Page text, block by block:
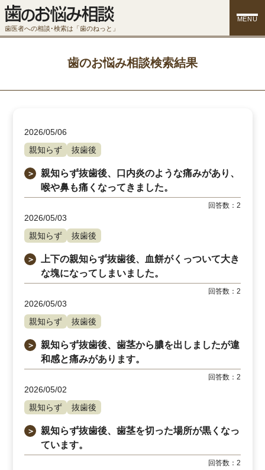
歯医者への相談･検索は「歯のねっと」
MENU
歯のお悩み相談検索結果
2026/05/06
親知らず
抜歯後
＞
親知らず抜歯後、口内炎のような痛みがあり、
喉や鼻も痛くなってきました。
回答数：2
2026/05/03
親知らず
抜歯後
＞
上下の親知らず抜歯後、血餅がくっついて大き
な塊になってしまいました。
回答数：2
2026/05/03
親知らず
抜歯後
＞
親知らず抜歯後、歯茎から膿を出しましたが違
和感と痛みがあります。
回答数：2
2026/05/02
親知らず
抜歯後
＞
親知らず抜歯後、歯茎を切った場所が黒くなっ
ています。
回答数：2